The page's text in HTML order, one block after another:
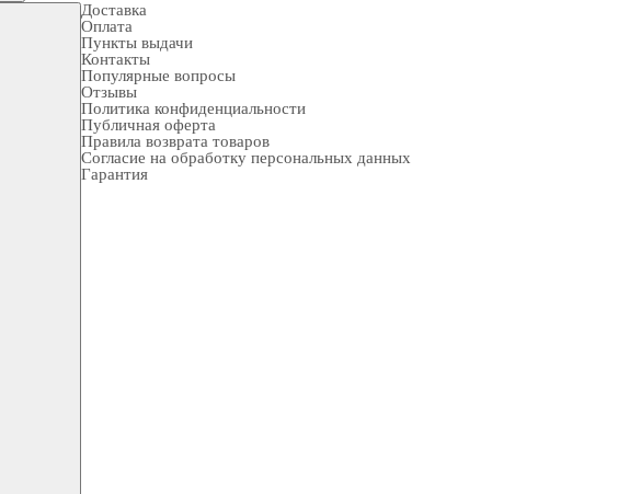
Доставка
Оплата
Пункты выдачи
Контакты
Популярные вопросы
Отзывы
Политика конфиденциальности
Публичная оферта
Правила возврата товаров
Согласие на обработку персональных данных
Гарантия